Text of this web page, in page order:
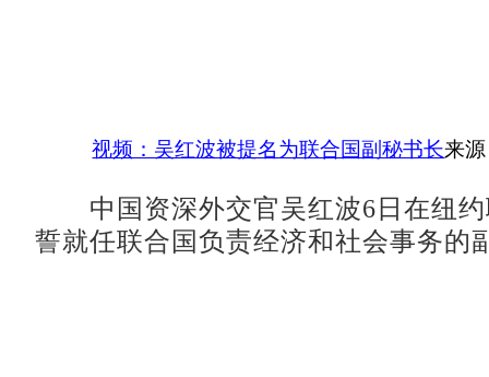
视频：吴红波被提名为联合国副秘书长来
中国资深外交官吴红波6日在纽约
誓就任联合国负责经济和社会事务的